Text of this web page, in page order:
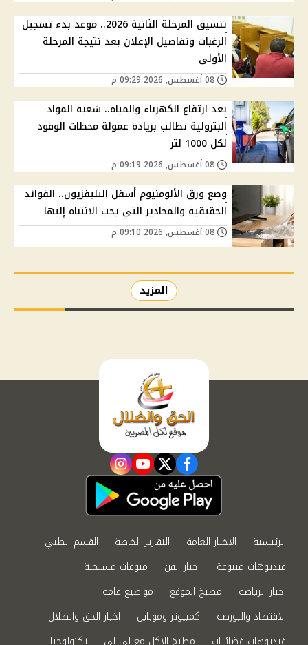
تنسيق المرحلة الثانية 2026.. موعد بدء تسجيل
الرغبات وتفاصيل الإعلان بعد نتيجة المرحلة
الأولى
بعد ارتفاع الكهرباء والمياه.. شعبة المواد
البترولية تطالب بزيادة عمولة محطات الوقود
لكل 1000 لتر
وضع ورق الألومنيوم أسفل التليفزيون.. الفوائد
الحقيقية والمحاذير التي يجب الانتباه إليها
المزيد
facebook
twitter
youtube
instagram
الرئيسية الاخبار العامة التقارير الخاصة
القسم الطبي
فيديوهات متنوعة
اخبار الفن
منوعات مسيحية
اخبار الرياضة
مطبخ الموقع
مواضيع عامة
الاقتصاد والبورصة
كمبيوتر وموبايل
اخبار الحق والضلال
فيديوهات فضائيات
مطبخ الاكل مع لى لى تكنولوجيا